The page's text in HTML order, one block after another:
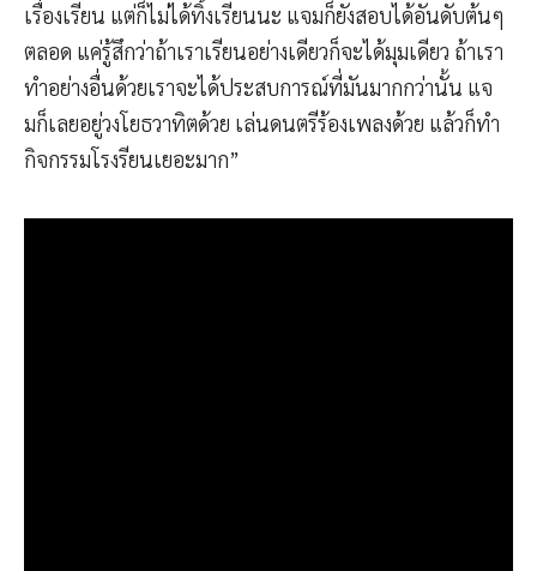
เรื่องเรียน แต่ก็ไม่ได้ทิ้งเรียนนะ แจมก็ยังสอบได้อันดับต้นๆ
ตลอด แค่รู้สึกว่าถ้าเราเรียนอย่างเดียวก็จะได้มุมเดียว ถ้าเรา
ทำอย่างอื่นด้วยเราจะได้ประสบการณ์ที่มันมากกว่านั้น แจ
มก็เลยอยู่วงโยธวาทิตด้วย เล่นดนตรีร้องเพลงด้วย แล้วก็ทำ
กิจกรรมโรงรียนเยอะมาก”